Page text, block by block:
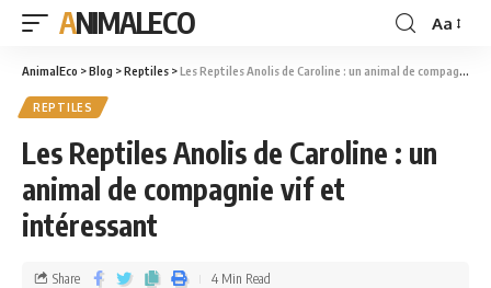
ANIMALECO Aa
AnimalEco >Blog >Reptiles >Les Reptiles Anolis de Caroline : un animal de compagnie vif et intéressant
REPTILES
Les Reptiles Anolis de Caroline : un
animal de compagnie vif et
intéressant
Share 4 Min Read